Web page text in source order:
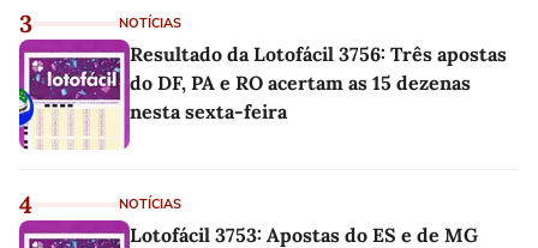
3 NOTÍCIAS
Resultado da Lotofácil 3756: Três apostas
do DF, PA e RO acertam as 15 dezenas
nesta sexta-feira
4 NOTÍCIAS
Lotofácil 3753: Apostas do ES e de MG